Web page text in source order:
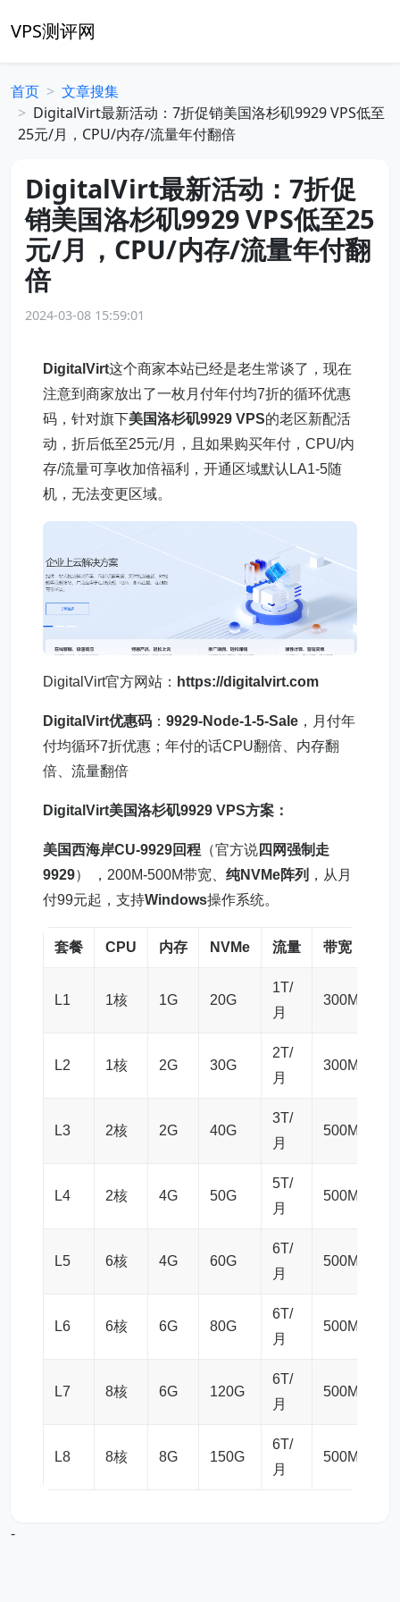
VPS测评网
首页
文章搜集
DigitalVirt最新活动：7折促销美国洛杉矶9929 VPS低至
25元/月，CPU/内存/流量年付翻倍
DigitalVirt最新活动：7折促
销美国洛杉矶9929 VPS低至25
元/月，CPU/内存/流量年付翻
倍
2024-03-08 15:59:01
DigitalVirt这个商家本站已经是老生常谈了，现在
注意到商家放出了一枚月付年付均7折的循环优惠
码，针对旗下美国洛杉矶9929 VPS的老区新配活
动，折后低至25元/月，且如果购买年付，CPU/内
存/流量可享收加倍福利，开通区域默认LA1-5随
机，无法变更区域。
DigitalVirt官方网站： https://digitalvirt.com
DigitalVirt优惠码 ： 9929-Node-1-5-Sale ，月付年
付均循环7折优惠；年付的话CPU翻倍、内存翻
倍、流量翻倍
DigitalVirt美国洛杉矶9929 VPS方案：
美国西海岸CU-9929回程 （官方说四网强制走
9929） ，200M-500M带宽、 纯NVMe阵列 ，从月
付99元起，支持Windows操作系统。
套餐 CPU 内存 NVMe 流量 带宽
L1 1核 1G 20G
1T/
月
300M
L2 1核 2G 30G
2T/
月
300M
L3 2核 2G 40G
3T/
月
500M
L4 2核 4G 50G
5T/
月
500M
L5 6核 4G 60G
6T/
月
500M
L6 6核 6G 80G
6T/
月
500M
L7 8核 6G 120G
6T/
月
500M
L8 8核 8G 150G
6T/
月
500M
-